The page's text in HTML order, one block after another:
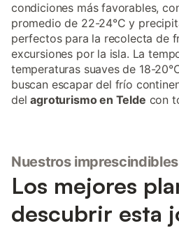
condiciones más favorables,
promedio de 22-24°C y
perfectos para la recolecta de
excursiones por la isla. La
temperaturas suaves de 18-
buscan escapar del frío
delagroturismo en Telde con
Nuestros
Los mejores
descubrir esta